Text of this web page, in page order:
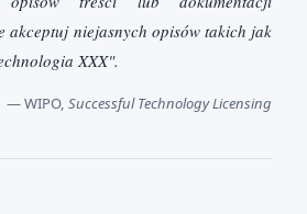
akceptuj niejasnych opisów takich jak
XXX".
— WIPO, Successful Technology Licensing